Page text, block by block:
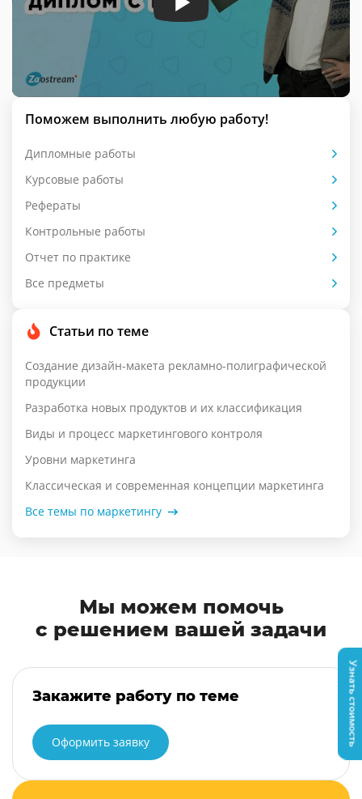
Поможем выполнить любую работу!
Дипломные работы
Курсовые работы
Рефераты
Контрольные работы
Отчет по практике
Все предметы
Статьи по теме
Создание дизайн-макета рекламно-полиграфической
продукции
Разработка новых продуктов и их классификация
Виды и процесс маркетингового контроля
Уровни маркетинга
Классическая и современная концепции маркетинга
Все темы по маркетингу
Мы можем помочь
с решением вашей задачи
Закажите работу по теме
Оформить заявку Узнать стоимость